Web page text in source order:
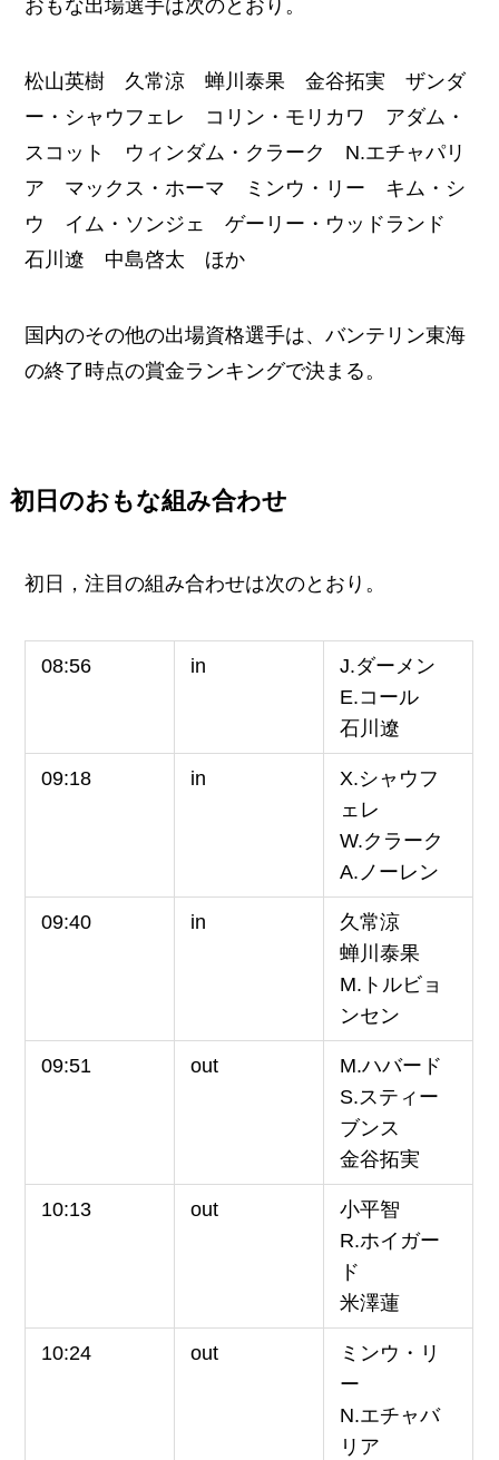
おもな出場選手は次のとおり。
松山英樹 久常涼 蝉川泰果 金谷拓実 ザンダ
ー・シャウフェレ コリン・モリカワ アダム・
スコット ウィンダム・クラーク N.エチャパリ
ア マックス・ホーマ ミンウ・リー キム・シ
ウ イム・ソンジェ ゲーリー・ウッドランド
石川遼 中島啓太 ほか
国内のその他の出場資格選手は、バンテリン東海
の終了時点の賞金ランキングで決まる。
初日のおもな組み合わせ
初日，注目の組み合わせは次のとおり。
08:56 in
J.ダーメン
E.コール
石川遼
09:18 in
X.シャウフ
ェレ
W.クラーク
A.ノーレン
09:40 in
久常涼
蝉川泰果
M.トルビョ
ンセン
09:51 out
M.ハバード
S.スティー
ブンス
金谷拓実
10:13 out
小平智
R.ホイガー
ド
米澤蓮
10:24 out
ミンウ・リ
ー
N.エチャバ
リア